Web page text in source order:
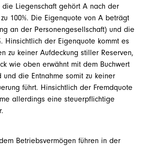
die Liegenschaft gehört A nach der
100%. Die Eigenquote von A beträgt
an der Personengesellschaft) und die
Hinsichtlich der Eigenquote kommt es
zu keiner Aufdeckung stiller Reserven,
wie oben erwähnt mit dem Buchwert
und die Entnahme somit zu keiner
führt. Hinsichtlich der Fremdquote
allerdings eine steuerpflichtige
Betriebsvermögen führen in der